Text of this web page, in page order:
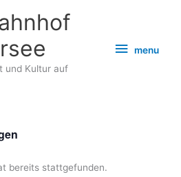
und Kultur auf
menu
menu
bereits stattgefunden.